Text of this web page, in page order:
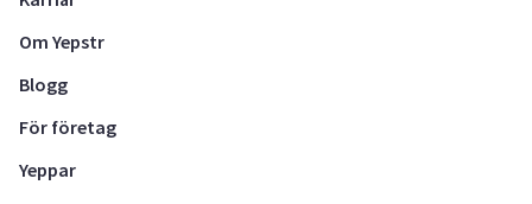
Om Yepstr
Blogg
För företag
Yeppar